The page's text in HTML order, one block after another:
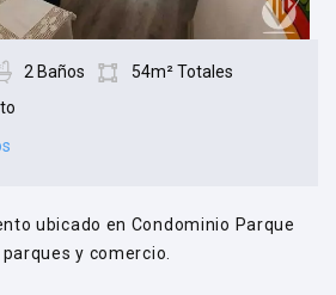
2 Baños
54m² Totales
ubicado en Condominio Parque
y comercio.